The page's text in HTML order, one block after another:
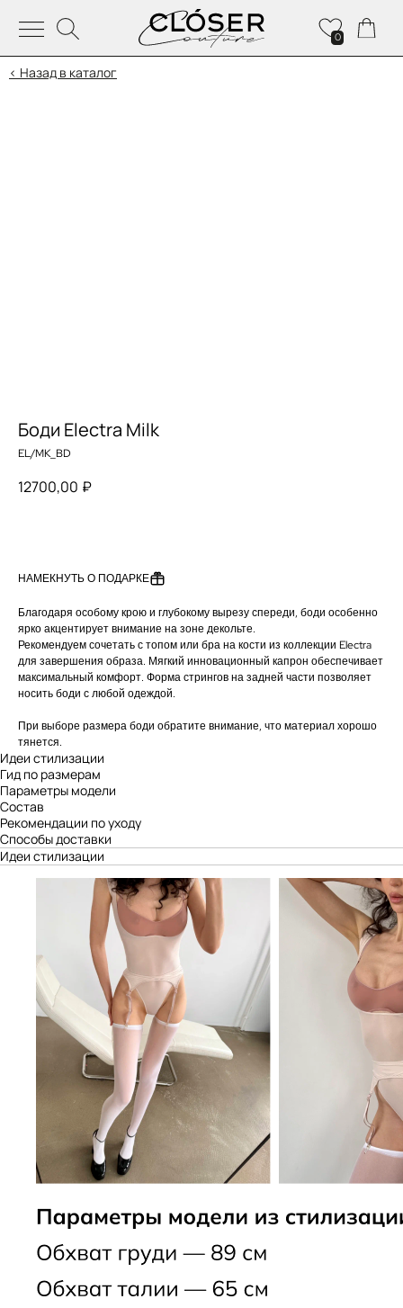
0
< Назад в каталог
Боди Electra Milk
EL/MK_BD
12700,00 ₽
НАМЕКНУТЬ О ПОДАРКЕ
Благодаря особому крою и глубокому вырезу спереди, боди особенно
ярко акцентирует внимание на зоне декольте.
Рекомендуем сочетать с топом или бра на кости из коллекции Electra
для завершения образа. Мягкий инновационный капрон обеспечивает
максимальный комфорт. Форма стрингов на задней части позволяет
носить боди с любой одеждой.
При выборе размера боди обратите внимание, что материал хорошо
тянется.
Идеи стилизации
Гид по размерам
Параметры модели
Состав
Рекомендации по уходу
Способы доставки
Идеи стилизации